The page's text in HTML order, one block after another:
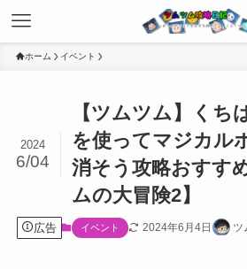
ホーム イベント
【ツムツム】くち
を使ってマジカル
消そう攻略おすす
ムの大冒険2】
2024
6/04
広告 イベント 2024年6月4日 ツ